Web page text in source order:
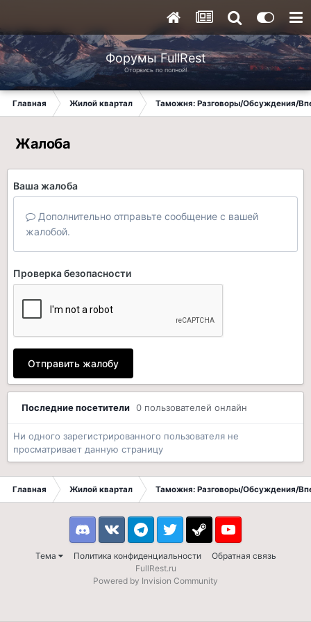
Форумы FullRest
Оторвись по полной!
Главная Жилой квартал Таможня: Разговоры/Обсуждения/
Жалоба
Ваша жалоба
Дополнительно отправьте сообщение с вашей
жалобой.
Проверка безопасности
Отправить жалобу
Последние посетители 0 пользователей онлайн
Ни одного зарегистрированного пользователя не
просматривает данную страницу
Главная Жилой квартал Таможня: Разговоры/Обсуждения/
Тема Политика конфиденциальности Обратная связь
DiscordVK TelegramTwitter Steam Youtube
FullRest.ru
Powered by Invision Community